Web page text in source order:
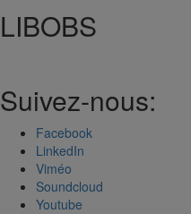
LIBOBS
Suivez-nous:
Facebook
LinkedIn
Viméo
Soundcloud
Youtube